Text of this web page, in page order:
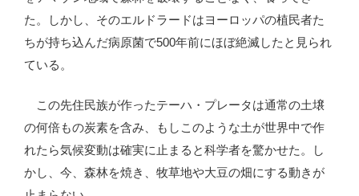
た。しかし、そのエルドラードはヨーロッパの植民者た
ちが持ち込んだ病原菌で500年前にほぼ絶滅したと見られ
ている。
この先住民族が作ったテーハ・プレータは通常の土壌
の何倍もの炭素を含み、もしこのような土が世界中で作
れたら気候変動は確実に止まると科学者を驚かせた。し
かし、今、森林を焼き、牧草地や大豆の畑にする動きが